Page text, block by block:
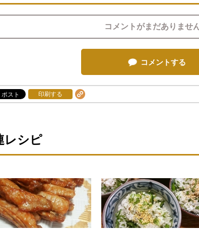
コメントがまだありませ
コメントする
印刷する
レシピ